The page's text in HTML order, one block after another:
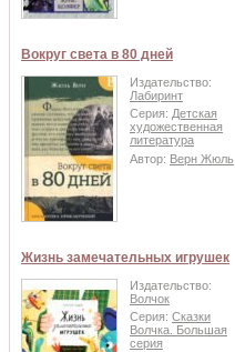
Вокруг света в 80 дней
Издательство:
Лабиринт
Серия: Детская
художественная
литература
Автор: Верн Жюль
Жизнь замечательных игрушек
Издательство:
Волчок
Серия: Сказки
Волчка. Большая
серия